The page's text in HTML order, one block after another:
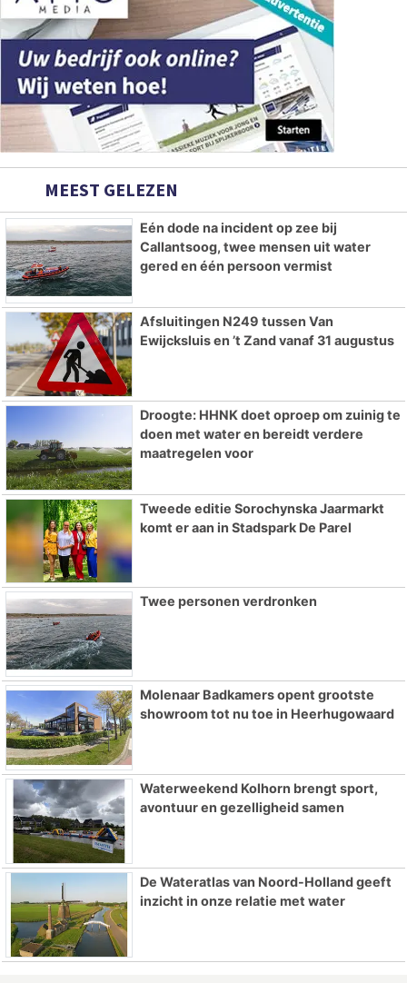
MEEST GELEZEN
Eén dode na incident op zee bij
Callantsoog, twee mensen uit water
gered en één persoon vermist
Afsluitingen N249 tussen Van
Ewijcksluis en ’t Zand vanaf 31 augustus
Droogte: HHNK doet oproep om zuinig te
doen met water en bereidt verdere
maatregelen voor
Tweede editie Sorochynska Jaarmarkt
komt er aan in Stadspark De Parel
Twee personen verdronken
Molenaar Badkamers opent grootste
showroom tot nu toe in Heerhugowaard
Waterweekend Kolhorn brengt sport,
avontuur en gezelligheid samen
De Wateratlas van Noord-Holland geeft
inzicht in onze relatie met water